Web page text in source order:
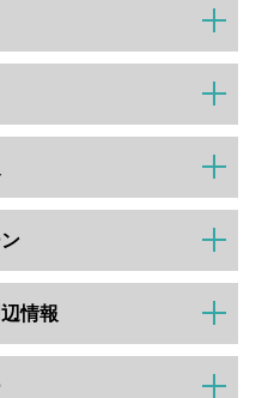
情報